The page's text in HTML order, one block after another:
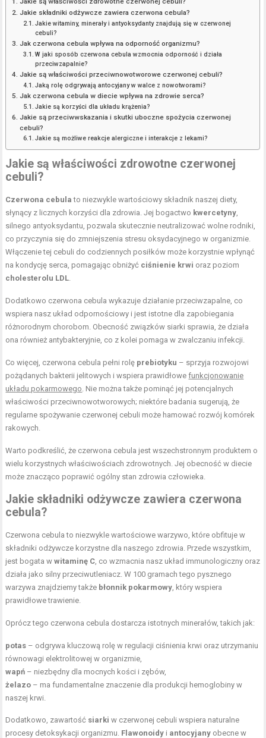
Jakie składniki odżywcze zawiera czerwona cebula?
Jakie witaminy, minerały i antyoksydanty znajdują się w czerwonej
cebuli?
Jak czerwona cebula wpływa na odporność organizmu?
W jaki sposób czerwona cebula wzmocnia odporność i działa
przeciwzapalnie?
Jakie są właściwości przeciwnowotworowe czerwonej cebuli?
Jaką rolę odgrywają antocyjany w walce z nowotworami?
Jak czerwona cebula w diecie wpływa na zdrowie serca?
Jakie są korzyści dla układu krążenia?
Jakie są przeciwwskazania i skutki uboczne spożycia czerwonej
cebuli?
Jakie są możliwe reakcje alergiczne i interakcje z lekami?
Jakie są właściwości zdrowotne czerwonej
cebuli?
Czerwona cebula to niezwykle wartościowy składnik naszej diety,
słynący z licznych korzyści dla zdrowia. Jej bogactwo kwercetyny,
silnego antyoksydantu, pozwala skutecznie neutralizować wolne rodniki,
co przyczynia się do zmniejszenia stresu oksydacyjnego w organizmie.
Włączenie tej cebuli do codziennych posiłków może korzystnie wpłynąć
na kondycję serca, pomagając obniżyć ciśnienie krwi oraz poziom
cholesterolu LDL.
Dodatkowo czerwona cebula wykazuje działanie przeciwzapalne, co
wspiera nasz układ odpornościowy i jest istotne dla zapobiegania
różnorodnym chorobom. Obecność związków siarki sprawia, że działa
ona również antybakteryjnie, co z kolei pomaga w zwalczaniu infekcji.
Co więcej, czerwona cebula pełni rolę prebiotyku – sprzyja rozwojowi
pożądanych bakterii jelitowych i wspiera prawidłowefunkcjonowanie
układu pokarmowego. Nie można także pominąć jej potencjalnych
właściwości przeciwnowotworowych; niektóre badania sugerują, że
regularne spożywanie czerwonej cebuli może hamować rozwój komórek
rakowych.
Warto podkreślić, że czerwona cebula jest wszechstronnym produktem o
wielu korzystnych właściwościach zdrowotnych. Jej obecność w diecie
może znacząco poprawić ogólny stan zdrowia człowieka.
Jakie składniki odżywcze zawiera czerwona
cebula?
Czerwona cebula to niezwykle wartościowe warzywo, które obfituje w
składniki odżywcze korzystne dla naszego zdrowia. Przede wszystkim,
jest bogata wwitaminę C, co wzmacnia nasz układ immunologiczny oraz
działa jako silny przeciwutleniacz. W 100 gramach tego pysznego
warzywa znajdziemy także błonnik pokarmowy, który wspiera
prawidłowe trawienie.
Oprócz tego czerwona cebula dostarcza istotnych minerałów, takich jak:
potas – odgrywa kluczową rolę w regulacji ciśnienia krwi oraz utrzymaniu
równowagi elektrolitowej w organizmie,
wapń – niezbędny dla mocnych kości i zębów,
żelazo – ma fundamentalne znaczenie dla produkcji hemoglobiny w
naszej krwi.
Dodatkowo, zawartość siarki w czerwonej cebuli wspiera naturalne
procesy detoksykacji organizmu. Flawonoidy i antocyjany obecne w